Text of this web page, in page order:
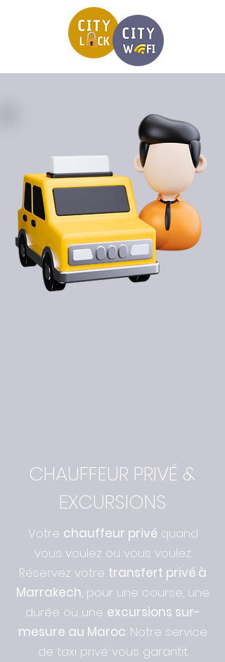
CHAUFFEUR PRIVÉ &
EXCURSIONS
Votre chauffeur privéquand
vous voulez ou vous voulez.
Réservez votre transfert privé à
Marrakech, pour une course, une
durée où une excursions sur-
mesure au Maroc. Notre service
de taxi privé vous garantit